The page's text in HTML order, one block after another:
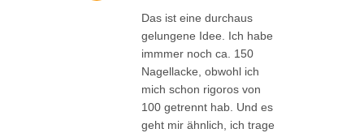
Das ist eine durchaus
gelungene Idee. Ich habe
immmer noch ca. 150
Nagellacke, obwohl ich
mich schon rigoros von
100 getrennt hab. Und es
geht mir ähnlich, ich trage